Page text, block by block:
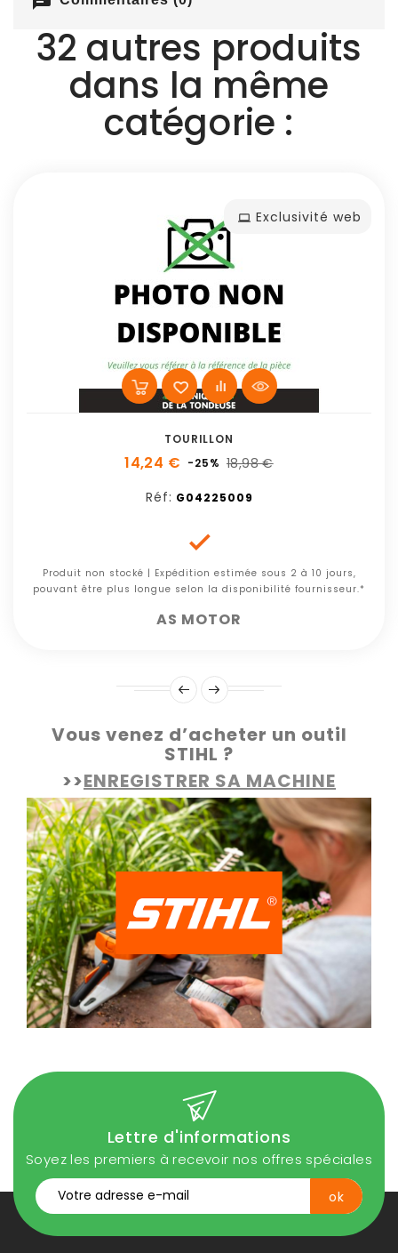
32 autres produits
dans la même
catégorie :
Exclusivité web
TOURILLON
14,24 € -25% 18,98 €
Réf: G04225009

Produit non stocké | Expédition estimée sous 2 à 10 jours,
pouvant être plus longue selon la disponibilité fournisseur.*
AS MOTOR
Vous venez d’acheter un outil
STIHL ?
>>ENREGISTRER SA MACHINE
Lettre d'informations
Soyez les premiers à recevoir nos offres spéciales